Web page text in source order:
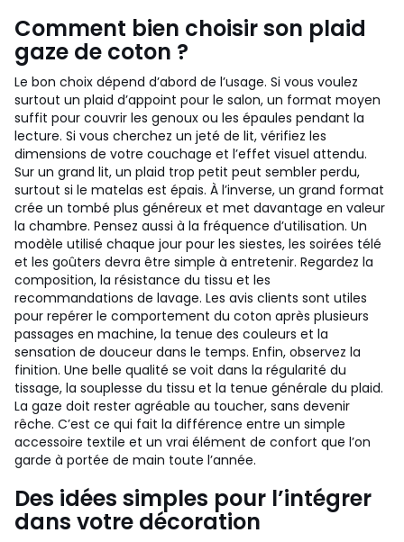
Comment bien choisir son plaid
gaze de coton ?
Le bon choix dépend d’abord de l’usage. Si vous voulez
surtout un plaid d’appoint pour le salon, un format moyen
suffit pour couvrir les genoux ou les épaules pendant la
lecture. Si vous cherchez un jeté de lit, vérifiez les
dimensions de votre couchage et l’effet visuel attendu.
Sur un grand lit, un plaid trop petit peut sembler perdu,
surtout si le matelas est épais. À l’inverse, un grand format
crée un tombé plus généreux et met davantage en valeur
la chambre. Pensez aussi à la fréquence d’utilisation. Un
modèle utilisé chaque jour pour les siestes, les soirées télé
et les goûters devra être simple à entretenir. Regardez la
composition, la résistance du tissu et les
recommandations de lavage. Les avis clients sont utiles
pour repérer le comportement du coton après plusieurs
passages en machine, la tenue des couleurs et la
sensation de douceur dans le temps. Enfin, observez la
finition. Une belle qualité se voit dans la régularité du
tissage, la souplesse du tissu et la tenue générale du plaid.
La gaze doit rester agréable au toucher, sans devenir
rêche. C’est ce qui fait la différence entre un simple
accessoire textile et un vrai élément de confort que l’on
garde à portée de main toute l’année.
Des idées simples pour l’intégrer
dans votre décoration